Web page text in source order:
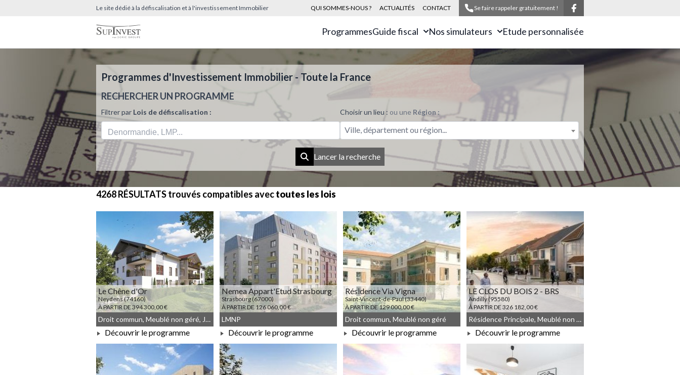
Le site dédié à la défiscalisation et à l'investissement Immobilier QUI SOMMES-NOUS ? ACTUALITÉS CONTACT Se faire rappeler gratuitement !
ProgrammesGuide fiscal Nos simulateurs Etude personnalisée
Programmes d'Investissement Immobilier - Toute la France
RECHERCHER UN PROGRAMME
Filtrer par Lois de défiscalisation : Choisir un lieu : ou une Région :
Ville, département ou région...
Lancer la recherche
4268 RÉSULTATStrouvés compatibles avectoutes les lois
Le Chêne d'Or
Neydens (74160)
À PARTIR DE 394 300,00 €
À PARTIR DE 394 300,00 €
Droit commun, Meublé non géré, JEANBRUN
Découvrir le programme
Nemea Appart'Etud Strasbourg
Strasbourg (67000)
À PARTIR DE 126 060,00 €
À PARTIR DE 126 060,00 €
LMNP
Découvrir le programme
Résidence Via Vigna
Saint-Vincent-de-Paul (33440)
À PARTIR DE 129 000,00 €
À PARTIR DE 129 000,00 €
Droit commun, Meublé non géré
Découvrir le programme
LE CLOS DU BOIS 2 - BRS
Andilly (95580)
À PARTIR DE 326 182,00 €
À PARTIR DE 326 182,00 €
Résidence Principale, Meublé non géré, Droit commun
Découvrir le programme